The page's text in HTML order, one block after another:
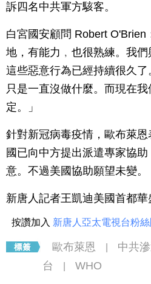
訴四名中共軍方駭客。
白宮國安顧問 Robert O'Brien
地，有能力﹐也很熟練。我們
這些惡意行為已經持續很久了
只是一直沒做什麼。而現在
定。」
針對新冠病毒疫情，歐布萊
國已向中方提出派遣專家協
意。不過美國協助願望未變。
新唐人記者王凱迪美國首都
按讚加入 新唐人亞太電視台粉絲
歐布萊恩 中共
台
WHO